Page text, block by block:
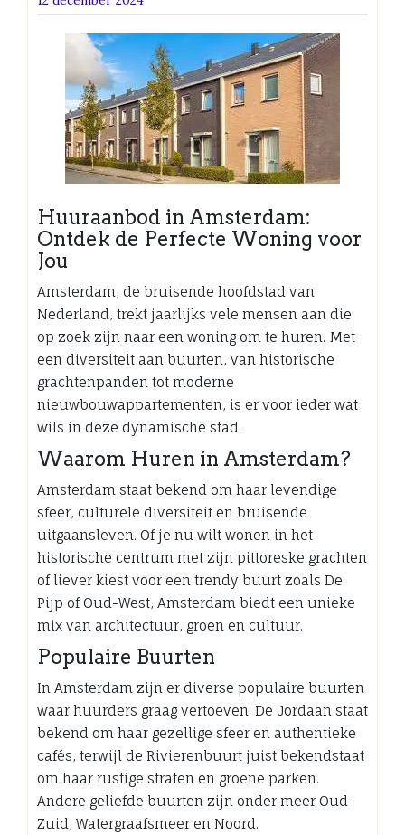
Huuraanbod in Amsterdam:
Ontdek de Perfecte Woning voor
Jou
Amsterdam, de bruisende hoofdstad van
Nederland, trekt jaarlijks vele mensen aan die
op zoek zijn naar een woning om te huren. Met
een diversiteit aan buurten, van historische
grachtenpanden tot moderne
nieuwbouwappartementen, is er voor ieder wat
wils in deze dynamische stad.
Waarom Huren in Amsterdam?
Amsterdam staat bekend om haar levendige
sfeer, culturele diversiteit en bruisende
uitgaansleven. Of je nu wilt wonen in het
historische centrum met zijn pittoreske grachten
of liever kiest voor een trendy buurt zoals De
Pijp of Oud-West, Amsterdam biedt een unieke
mix van architectuur, groen en cultuur.
Populaire Buurten
In Amsterdam zijn er diverse populaire buurten
waar huurders graag vertoeven. De Jordaan staat
bekend om haar gezellige sfeer en authentieke
cafés, terwijl de Rivierenbuurt juist bekendstaat
om haar rustige straten en groene parken.
Andere geliefde buurten zijn onder meer Oud-
Zuid, Watergraafsmeer en Noord.